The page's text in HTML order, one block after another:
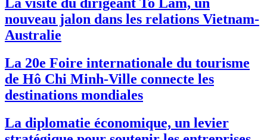
La visite du dirigeant To Lam, un
nouveau jalon dans les relations Vietnam-
Australie
La 20e Foire internationale du tourisme
de Hô Chi Minh-Ville connecte les
destinations mondiales
La diplomatie économique, un levier